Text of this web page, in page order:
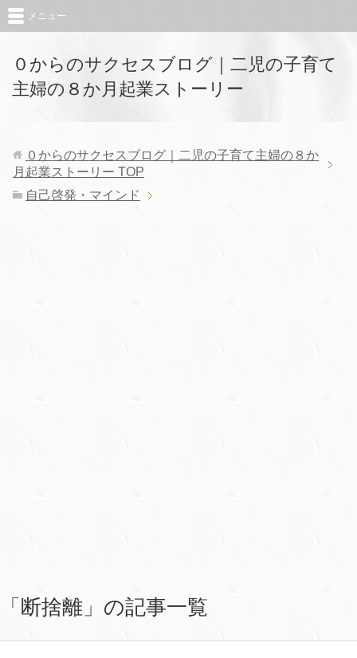
０からのサクセスブログ｜二児の子育て
主婦の８か月起業ストーリー
メニュー
０からのサクセスブログ｜二児の子育て主婦の８か
月起業ストーリー TOP
自己啓発・マインド
「断捨離」の記事一覧